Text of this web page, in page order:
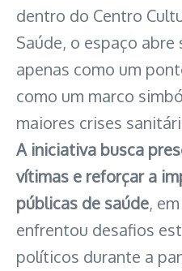
dentro do Centro
Saúde, o espaço
apenas como um
como um marco
maiores crises
A iniciativa busca
vítimas e reforçar a
públicas de saúde,
enfrentou desafios
políticos durante a